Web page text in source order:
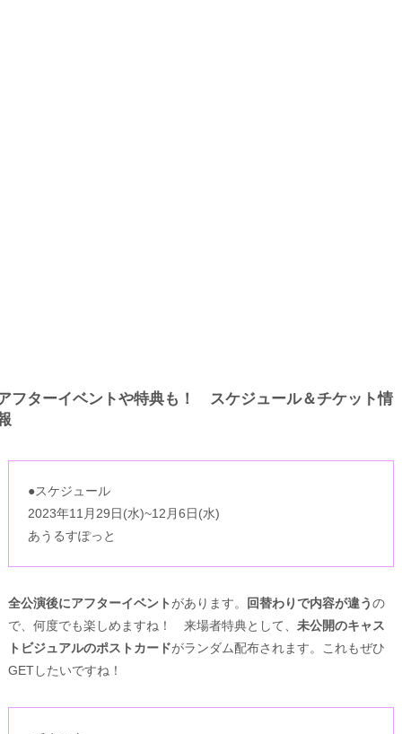
フターイベントや特典も！ スケジュール＆チケット情
●スケジュール
2023年11⽉29⽇(⽔)~12⽉6⽇(⽔)
あうるすぽっと
全公演後にアフターイベント があります。 回替わりで内容が違うの
で、何度でも楽しめますね！ 来場者特典として、 未公開のキャス
トビジュアルのポストカードがランダム配布されます。これもぜひ
GETしたいですね！